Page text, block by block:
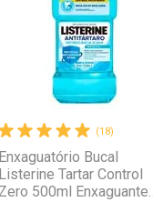
Ativar Desconto
(18)
Enxaguatório Bucal
Listerine Tartar Control
Zero 500ml Enxaguante